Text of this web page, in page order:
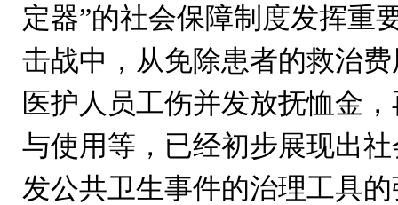
定器”的社会保障制度发挥重
击战中，从免除患者的救治
医护人员工伤并发放抚恤金
与使用等，已经初步展现出
发公共卫生事件的治理工具